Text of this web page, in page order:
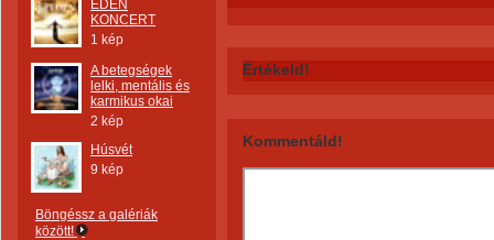
ÉDEN
KONCERT
1 kép
A betegségek
lelki, mentális és
karmikus okai
2 kép
Húsvét
9 kép
Böngéssz a galériák
között!
Értékeld!
Kommentáld!